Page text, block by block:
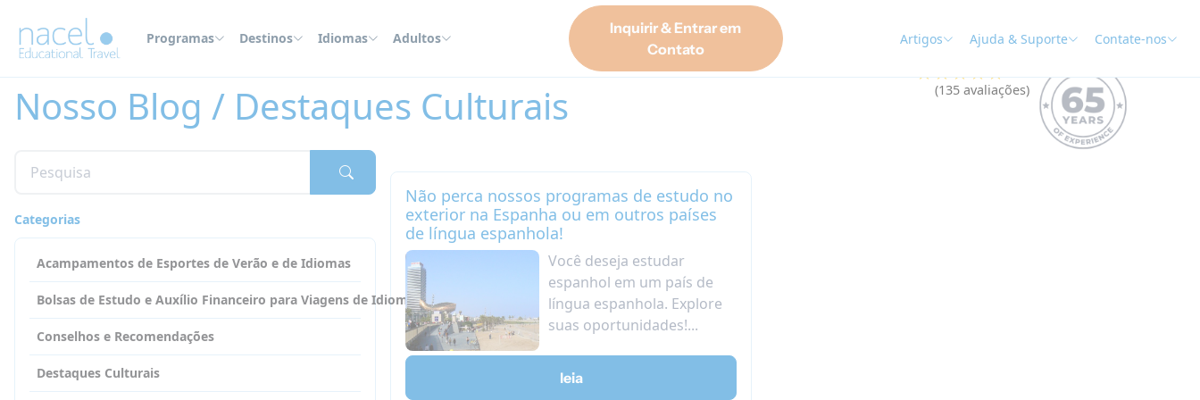
Programas Destinos Idiomas Adultos
Inquirir & Entrar em
Contato
Artigos Ajuda & Suporte Contate-nos
★★★★★4.9
(135 avaliações)
Nosso Blog / Destaques Culturais
Categorias
Acampamentos de Esportes de Verão e de Idiomas
Bolsas de Estudo e Auxílio Financeiro para Viagens de Idiomas
Conselhos e Recomendações
Destaques Culturais
Não perca nossos programas de estudo no
exterior na Espanha ou em outros países
de língua espanhola!
Você deseja estudar
espanhol em um país de
língua espanhola. Explore
suas oportunidades!...
leia